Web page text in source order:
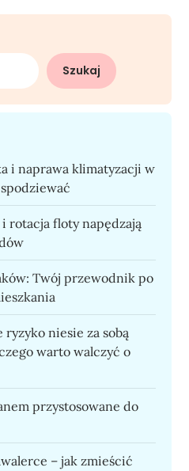
Szukaj
i naprawa klimatyzacji w
rotacja floty napędzają
Twój przewodnik po
ryzyko niesie za sobą
warto walczyć o
przystosowane do
– jak zmieścić